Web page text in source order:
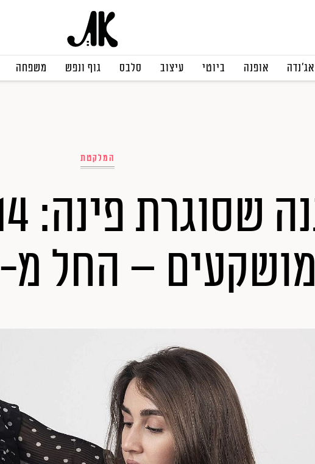
אג׳נדה אופנה ביוטי עיצוב סלבס גוף ונפש משפחה
המלקטת
מושקעים – החל מ-59 ש"ח